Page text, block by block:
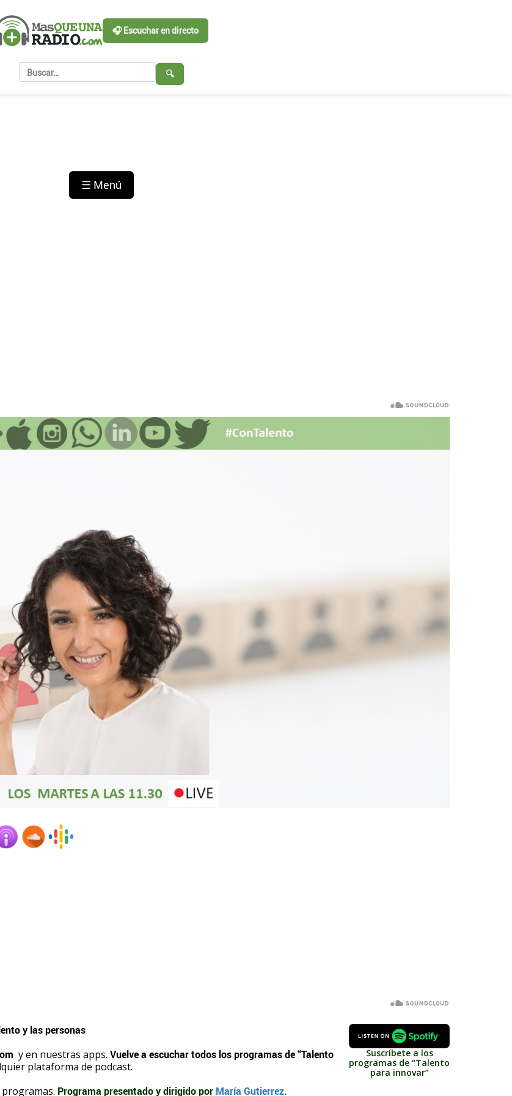
🎧 Escuchar en directo
🔍
☰ Menú
Suscríbete a los
programas de “Talento
para innovar”
y las personas
y en nuestras apps. Vuelve a escuchar todos los programas de “Talento
plataforma de podcast.
Programa presentado y dirigido por María Gutierrez.